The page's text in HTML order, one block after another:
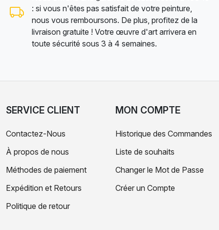
: si vous n'êtes pas satisfait de votre peinture,
nous vous remboursons. De plus, profitez de la
livraison gratuite ! Votre œuvre d'art arrivera en
toute sécurité sous 3 à 4 semaines.
SERVICE CLIENT
Contactez-Nous
À propos de nous
Méthodes de paiement
Expédition et Retours
Politique de retour
MON COMPTE
Historique des Commandes
Liste de souhaits
Changer le Mot de Passe
Créer un Compte